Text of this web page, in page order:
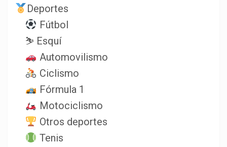
Deportes
Fútbol
⛷️ Esquí
Automovilismo
Ciclismo
Fórmula 1
Motociclismo
Otros deportes
Tenis